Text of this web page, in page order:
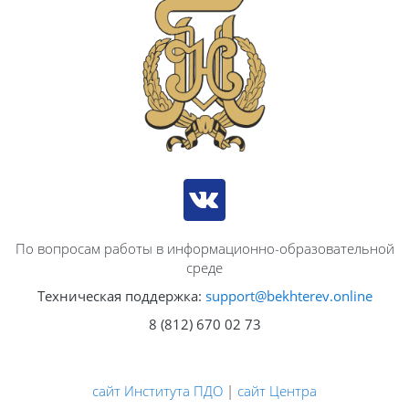
По вопросам работы в информационно-образовательной
среде
Техническая поддержка: support@bekhterev.online
8 (812) 670 02 73
сайт Института ПДО | сайт Центра